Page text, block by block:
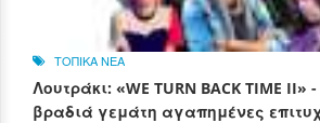
ΤΟΠΙΚΑ ΝΕΑ
Λουτράκι: «WE TURN BACK TIME II»
βραδιά γεμάτη αγαπημένες